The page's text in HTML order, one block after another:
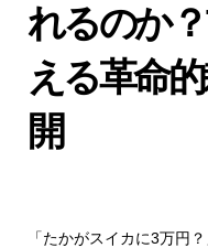
れるのか
える革命
開
「たかがスイカに3万円